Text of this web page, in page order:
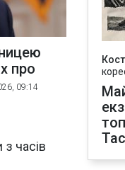
про
09:14
часів